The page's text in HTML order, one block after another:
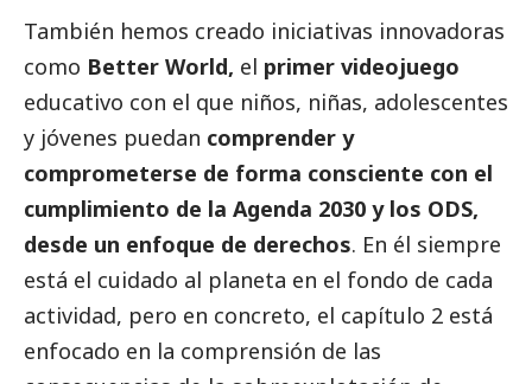
También hemos creado iniciativas innovadoras
como Better World, el primer videojuego
educativo con el que niños, niñas, adolescentes
y jóvenes puedan comprender y
comprometerse de forma consciente con el
cumplimiento de la Agenda 2030 y los ODS,
desde un enfoque de derechos. En él siempre
está el cuidado al planeta en el fondo de cada
actividad, pero en concreto, el capítulo 2 está
enfocado en la comprensión de las